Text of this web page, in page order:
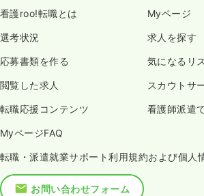
看護roo!転職とは Myページ
選考状況 求人を探す
応募書類を作る 気になるリ
閲覧した求人 スカウトサ
転職応援コンテンツ 看護師派遣
MyページFAQ
転職・派遣就業サポート利用規約および個人
お問い合わせフォーム